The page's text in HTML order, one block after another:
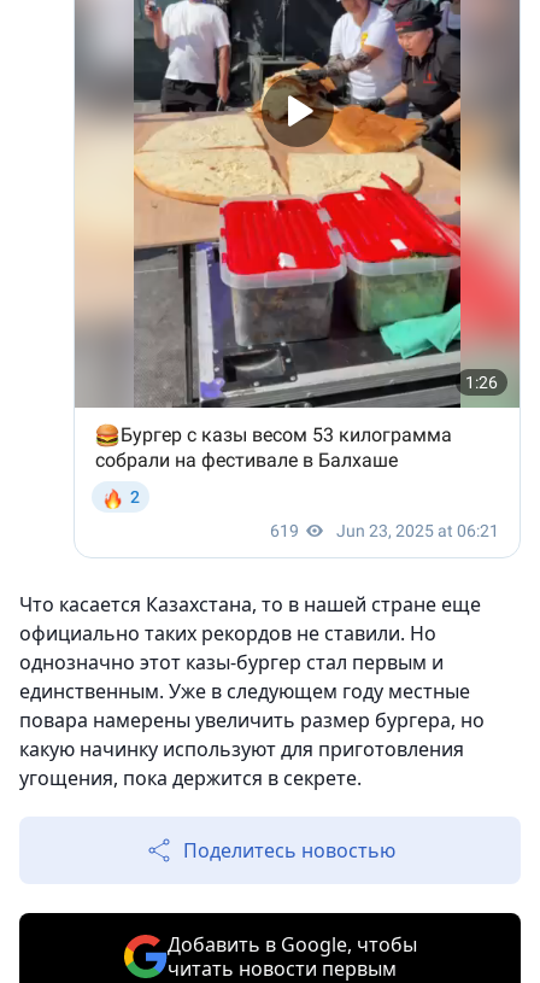
Что касается Казахстана, то в нашей стране еще
официально таких рекордов не ставили. Но
однозначно этот казы-бургер стал первым и
единственным. Уже в следующем году местные
повара намерены увеличить размер бургера, но
какую начинку используют для приготовления
угощения, пока держится в секрете.
Поделитесь новостью
Добавить в Google, чтобы
читать новости первым